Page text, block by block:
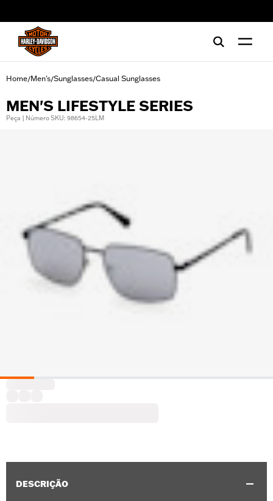
Home/Men's/Sunglasses/Casual Sunglasses
MEN'S LIFESTYLE SERIES
Peça | Número SKU: 98654-25LM
DESCRIÇÃO